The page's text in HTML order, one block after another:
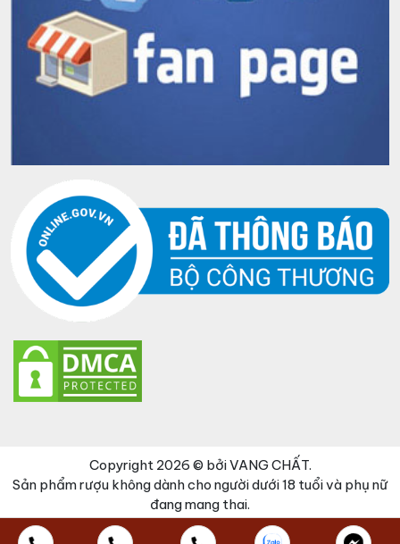
Copyright 2026 © bởi VANG CHẤT.
Sản phẩm rượu không dành cho người dưới 18 tuổi và phụ nữ
đang mang thai.